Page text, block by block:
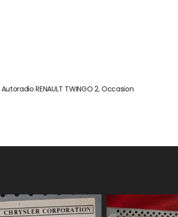
Autoradio RENAULT TWINGO 2,Occasion